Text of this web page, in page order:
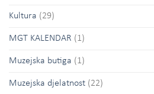
Kultura (29)
MGT KALENDAR (1)
Muzejska butiga (1)
Muzejska djelatnost (22)